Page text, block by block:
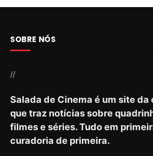
SOBRE NÓS
//
Salada de Cinema é um site da
que traz notícias sobre
filmes e séries. Tudo em
curadoria de primeira.